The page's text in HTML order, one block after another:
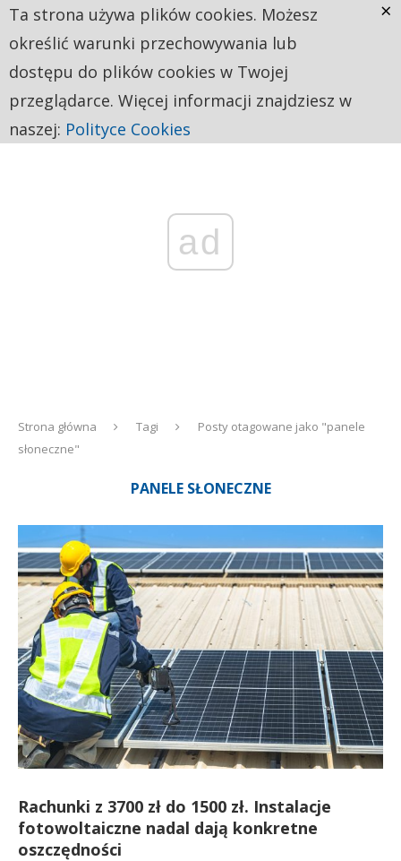
ad
Strona główna Tagi
Posty otagowane jako "panele
słoneczne"
PANELE SŁONECZNE
Rachunki z 3700 zł do 1500 zł. Instalacje
fotowoltaiczne nadal dają konkretne
oszczędności
Ta strona używa plików cookies. Możesz
określić warunki przechowywania lub
dostępu do plików cookies w Twojej
przeglądarce. Więcej informacji znajdziesz w
naszej: Polityce Cookies
×